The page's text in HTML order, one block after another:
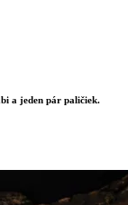
a jeden pár paličiek.